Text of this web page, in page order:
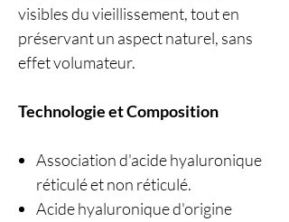
visibles du vieillissement, tout en
préservant un aspect naturel, sans
effet volumateur.
Technologie et Composition
Association d'acide hyaluronique
réticulé et non réticulé.
Acide hyaluronique d'origine